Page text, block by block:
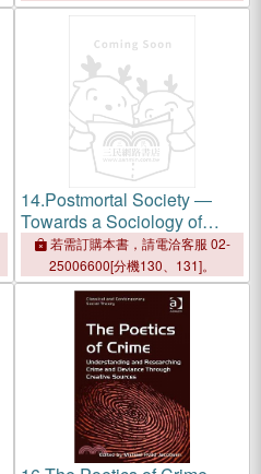
14.Postmortal Society ―
Towards a Sociology of
Immortality
若需訂購本書，請電洽客服 02-
25006600[分機130、131]。